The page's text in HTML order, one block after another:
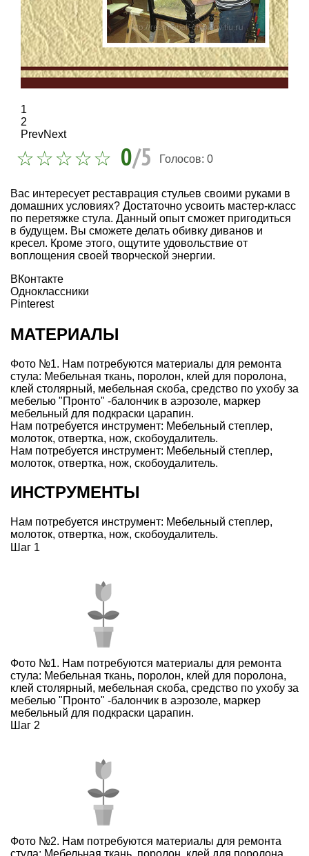
1
2
PrevNext
0/5 Голосов: 0
Вас интересует реставрация стульев своими руками в
домашних условиях? Достаточно усвоить мастер-класс
по перетяжке стула. Данный опыт сможет пригодиться
в будущем. Вы сможете делать обивку диванов и
кресел. Кроме этого, ощутите удовольствие от
воплощения своей творческой энергии.
ВКонтакте
Одноклассники
Pinterest
МАТЕРИАЛЫ
Фото №1. Нам потребуются материалы для ремонта
стула: Мебельная ткань, поролон, клей для поролона,
клей столярный, мебельная скоба, средство по ухобу за
мебелью "Пронто" -балончик в аэрозоле, маркер
мебельный для подкраски царапин.
Нам потребуется инструмент: Мебельный степлер,
молоток, отвертка, нож, скобоудалитель.
Нам потребуется инструмент: Мебельный степлер,
молоток, отвертка, нож, скобоудалитель.
ИНСТРУМЕНТЫ
Нам потребуется инструмент: Мебельный степлер,
молоток, отвертка, нож, скобоудалитель.
Шаг 1
Фото №1. Нам потребуются материалы для ремонта
стула: Мебельная ткань, поролон, клей для поролона,
клей столярный, мебельная скоба, средство по ухобу за
мебелью "Пронто" -балончик в аэрозоле, маркер
мебельный для подкраски царапин.
Шаг 2
Фото №2. Нам потребуются материалы для ремонта